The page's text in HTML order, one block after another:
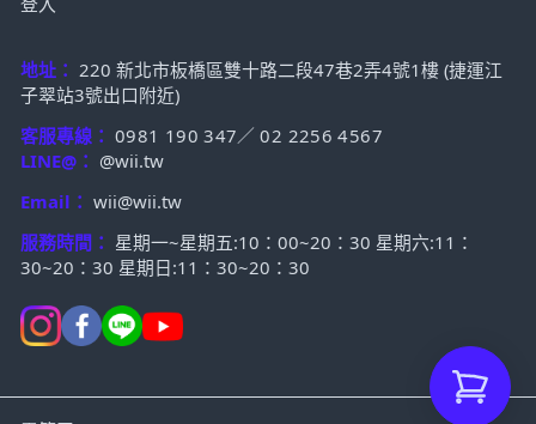
地址： 220 新北市板橋區雙十路二段47巷2弄4號1樓 (捷運江
子翠站3號出口附近)
客服專線： 0981 190 347／02 2256 4567
LINE@： @wii.tw
Email： wii@wii.tw
服務時間： 星期一~星期五:10：00~20：30 星期六:11：
30~20：30 星期日:11：30~20：30